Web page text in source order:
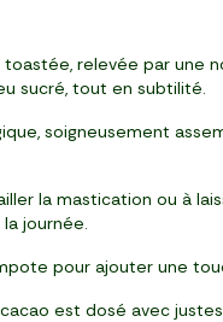
relevée par une
sucré, tout en subtilité.
soigneusement
la mastication ou à
journée.
pour ajouter une
est dosé avec